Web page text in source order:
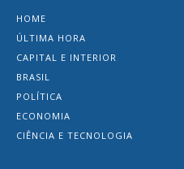
HOME
ÚLTIMA HORA
CAPITAL E INTERIOR
BRASIL
POLÍTICA
ECONOMIA
CIÊNCIA E TECNOLOGIA